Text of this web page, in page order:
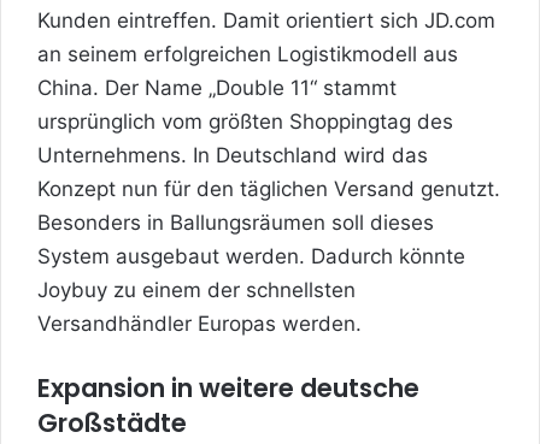
Kunden eintreffen. Damit orientiert sich JD.com
an seinem erfolgreichen Logistikmodell aus
China. Der Name „Double 11“ stammt
ursprünglich vom größten Shoppingtag des
Unternehmens. In Deutschland wird das
Konzept nun für den täglichen Versand genutzt.
Besonders in Ballungsräumen soll dieses
System ausgebaut werden. Dadurch könnte
Joybuy zu einem der schnellsten
Versandhändler Europas werden.
Expansion in weitere deutsche
Großstädte